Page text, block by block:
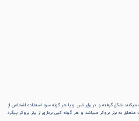
میکنند شکل گرفته و در برابر ضرر و یا هر گونه سوء استفاده اشخاص از
به برتر بروکر میباشد و هر گونه کپی برداری از برتر بروکر پیگرد